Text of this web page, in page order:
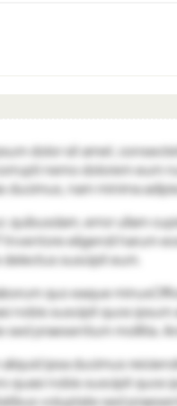
dolor sit amet,
nemo dolorem eum
ducimus, nam minima
quibusdam, error ullam
Inventore eligendi harum
delectus suscipit eum.
quo eaque minus
nobis suscipit quos
sed praesentium mollitia.
aliquid ipsa ducimus
quasi nobis suscipit quos
voluptate sed